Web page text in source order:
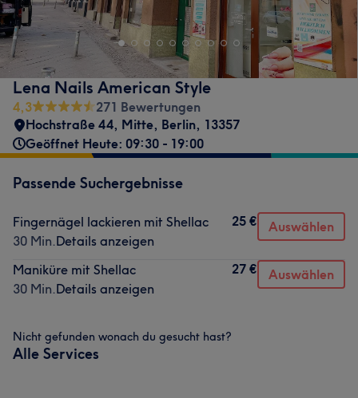
Lena Nails American Style
4,3
271 Bewertungen
Hochstraße 44, Mitte, Berlin, 13357
Geöffnet Heute: 09:30 - 19:00
Passende Suchergebnisse
Fingernägel lackieren mit Shellac
30 Min.Details anzeigen
25 € Auswählen
Maniküre mit Shellac
30 Min.Details anzeigen
27 € Auswählen
Nicht gefunden wonach du gesucht hast?
Alle Services